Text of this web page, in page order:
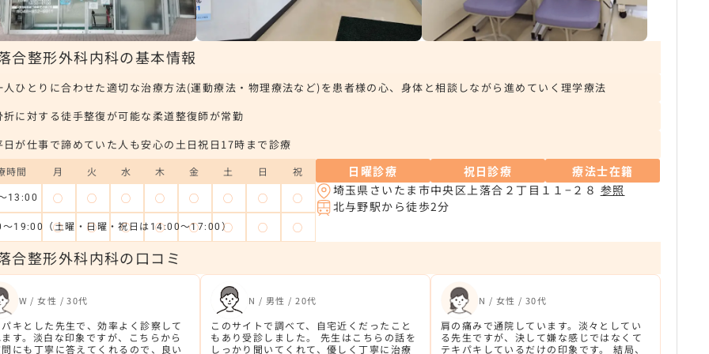
合整形外科内科の基本情報
人ひとりに合わせた適切な治療方法(運動療法・物理療法など)を患者様の心、身体と相談しながら進めていく理学療法
折に対する徒手整復が可能な柔道整復師が常勤
日が仕事で諦めていた人も安心の土日祝日17時まで診療
時間 月 火 水 木 金 土 日 祝
13:00 ◯ ◯ ◯ ◯ ◯ ◯ ◯ ◯
19:00（土曜・日曜・祝日は14:00～17:00）
◯ ◯ ◯ ◯ ◯ ◯ ◯ ◯
日曜診療 祝日診療
療法士在籍
埼玉県さいたま市中央区上落合２丁目１１−２８ 参照
北与野駅から徒歩2分
合整形外科内科の口コミ
W / 女性 / 30代
キとした先生で、効率よく診察して
す。淡白な印象ですが、こちらから
にも丁寧に答えてくれるので、良い
N / 男性 / 20代
このサイトで調べて、自宅近くだったこと
もあり受診しました。 先生はこちらの話を
しっかり聞いてくれて、優しく丁寧に治療
N / 女性 / 30代
肩の痛みで通院しています。淡々としてい
る先生ですが、決して嫌な感じではなくて
テキパキしているだけの印象です。 結局、